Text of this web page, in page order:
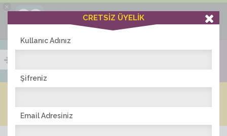
×
Ciddiask Uygulaması
+1 Hafta Gold Üyelik Kazan
Bedava - com.ciddi.ask
İNDİR
CRETSİZ ÜYELİK
Kullanıc Adınız
Şifreniz
Email Adresiniz